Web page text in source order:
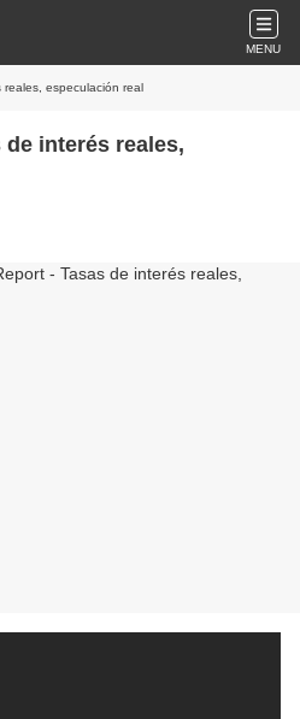
MENU
reales, especulación real
de interés reales,